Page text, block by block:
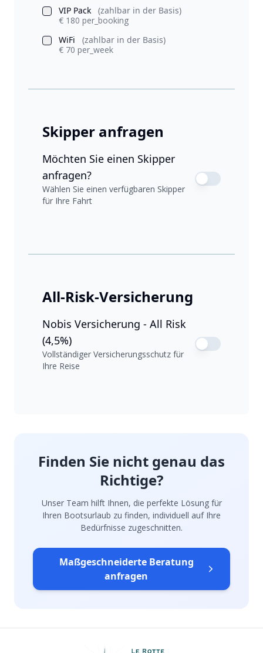
VIP Pack
(zahlbar in der Basis)
€ 180 per_booking
WiFi
(zahlbar in der Basis)
€ 70 per_week
Skipper anfragen
Möchten Sie einen Skipper
anfragen?
Wählen Sie einen verfügbaren Skipper
für Ihre Fahrt
All-Risk-Versicherung
Nobis Versicherung - All Risk
(4,5%)
Vollständiger Versicherungsschutz für
Ihre Reise
Finden Sie nicht genau das
Richtige?
Unser Team hilft Ihnen, die perfekte Lösung für
Ihren Bootsurlaub zu finden, individuell auf Ihre
Bedürfnisse zugeschnitten.
Maßgeschneiderte Beratung
anfragen